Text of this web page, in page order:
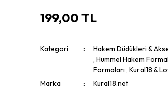
199,00 TL
Kategori Hakem Düdükleri &
, Hummel Hakem
Formaları , Kural18 &
Marka
Kural18.net